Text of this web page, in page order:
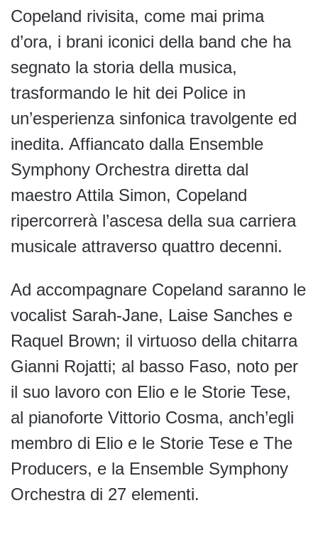
Copeland rivisita, come mai prima
d’ora, i brani iconici della band che ha
segnato la storia della musica,
trasformando le hit dei Police in
un’esperienza sinfonica travolgente ed
inedita. Affiancato dalla Ensemble
Symphony Orchestra diretta dal
maestro Attila Simon, Copeland
ripercorrerà l’ascesa della sua carriera
musicale attraverso quattro decenni.
Ad accompagnare Copeland saranno le
vocalist Sarah-Jane, Laise Sanches e
Raquel Brown; il virtuoso della chitarra
Gianni Rojatti; al basso Faso, noto per
il suo lavoro con Elio e le Storie Tese,
al pianoforte Vittorio Cosma, anch’egli
membro di Elio e le Storie Tese e The
Producers, e la Ensemble Symphony
Orchestra di 27 elementi.